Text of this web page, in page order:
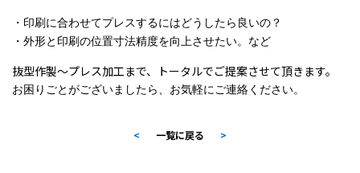
・印刷に合わせてプレスするにはどうしたら良いの？
・外形と印刷の位置寸法精度を向上させたい。など
抜型作製～プレス加工まで、トータルでご提案させて頂きます。
お困りごとがございましたら、お気軽にご連絡ください。
< 一覧に戻る >